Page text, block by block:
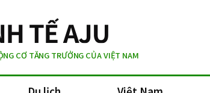
CƠ TĂNG TRƯỞNG CỦA VIỆT NAM